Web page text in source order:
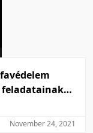
November 24, 2021